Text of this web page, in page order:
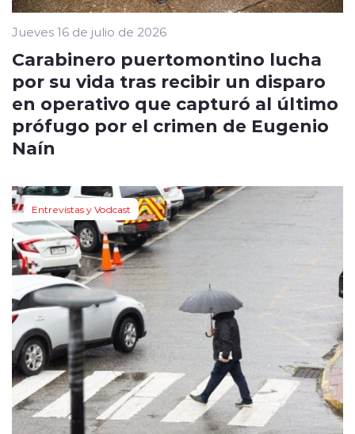
Jueves 16 de julio de 2026
Carabinero puertomontino lucha
por su vida tras recibir un disparo
en operativo que capturó al último
prófugo por el crimen de Eugenio
Naín
Entrevistas y Vodcast